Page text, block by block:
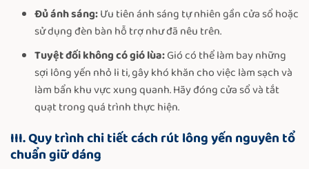
Đủ ánh sáng:Ưu tiên ánh sáng tự nhiên gần cửa sổ hoặc
sử dụng đèn bàn hỗ trợ như đã nêu trên.
Tuyệt đối không có gió lùa:Gió có thể làm bay những
sợi lông yến nhỏ li ti, gây khó khăn cho việc làm sạch và
làm bẩn khu vực xung quanh. Hãy đóng cửa sổ và tắt
quạt trong quá trình thực hiện.
III. Quy trình chi tiết cách rút lông yến nguyên tổ
chuẩn giữ dáng